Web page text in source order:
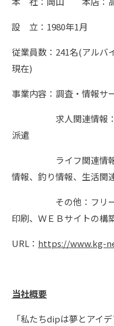
設 立：1980年1月
従業員数：241名(アルバ
現在)
事業内容：調査・情報サ
求人関連情報：求人
派遣
ライフ関連情報：
情報、釣り情報、生活関
その他：フリーペ
印刷、ＷＥＢサイトの構
URL： https://www.kg-
当社概要
「私たちdipは夢とアイ